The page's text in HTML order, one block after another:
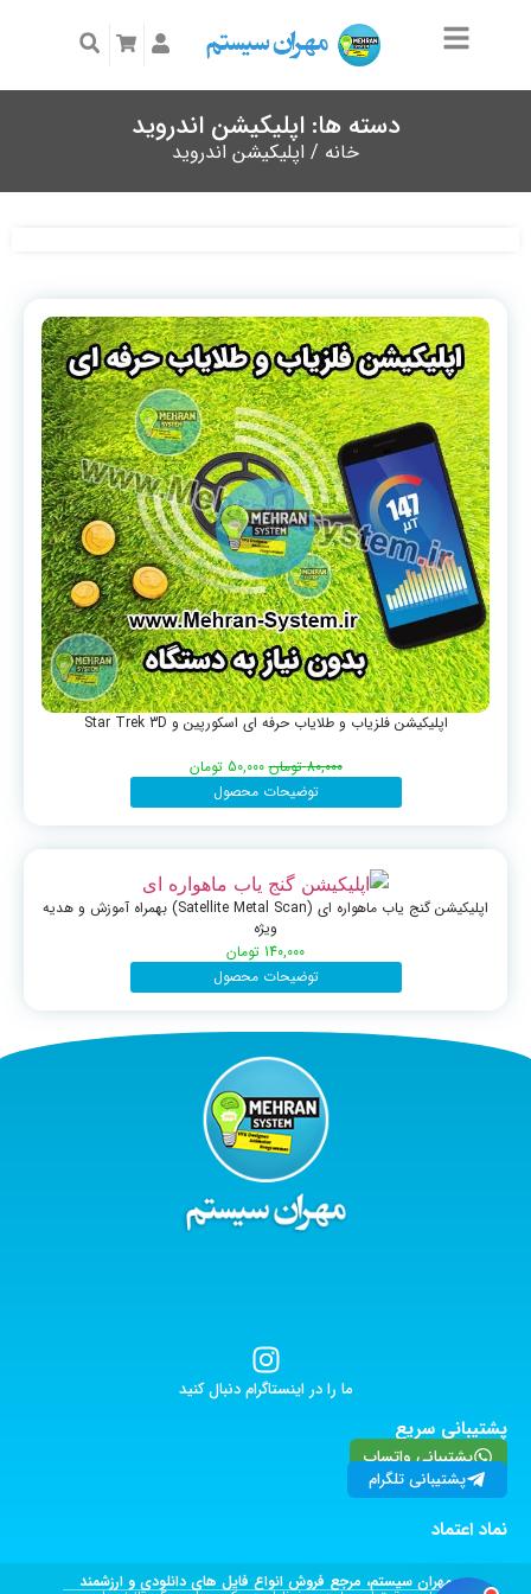
دسته ها: اپلیکیشن اندروید
خانه / اپلیکیشن اندروید
اپلیکیشن فلزیاب و طلایاب حرفه ای اسکورپین و Star Trek 3D
80,000 تومان 50,000 تومان
توضیحات محصول
اپلیکیشن گنج یاب ماهواره ای (Satellite Metal Scan) بهمراه آموزش و هدیه
ویژه
140,000 تومان
توضیحات محصول
ما را در اینستاگرام دنبال کنید
پشتیبانی سریع
پشتیبانی واتساپ
پشتیبانی تلگرام
نماد اعتماد
مهران سیستم، مرجع فروش انواع فایل های دانلودی و ارزشمند